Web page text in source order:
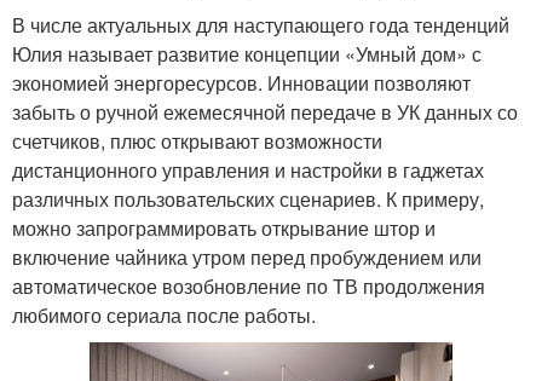
В числе актуальных для наступающего года тенденций
Юлия называет развитие концепции «Умный дом» с
экономией энергоресурсов. Инновации позволяют
забыть о ручной ежемесячной передаче в УК данных со
счетчиков, плюс открывают возможности
дистанционного управления и настройки в гаджетах
различных пользовательских сценариев. К примеру,
можно запрограммировать открывание штор и
включение чайника утром перед пробуждением или
автоматическое возобновление по ТВ продолжения
любимого сериала после работы.